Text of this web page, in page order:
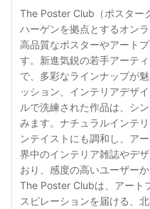
The Poster Club（ポスター
ハーゲンを拠点とするオン
高品質なポスターやアート
す。新進気鋭の若手アーテ
で、多彩なラインナップが
ッション、インテリアデザ
ルで洗練された作品は、シ
みます。ナチュラルインテ
ンテイストにも調和し、ア
界中のインテリア雑誌やデ
おり、感度の高いユーザー
The Poster Clubは、アート
スピレーションを届ける、